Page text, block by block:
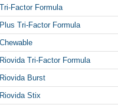
Factor Formula
Tri-Factor Formula
Tri-Factor Formula
Burst
Stix